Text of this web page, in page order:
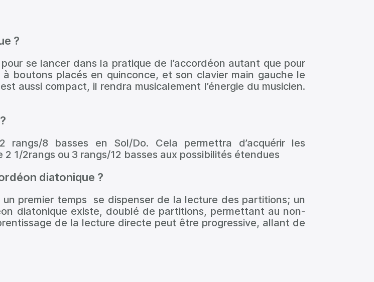
?
se lancer dans la pratique de l’accordéon autant que pour
boutons placés en quinconce, et son clavier main gauche le
aussi compact, il rendra musicalement l’énergie du musicien.
rangs/8 basses en Sol/Do. Cela permettra d’acquérir les
1/2rangs ou 3 rangs/12 basses aux possibilités étendues
diatonique ?
premier temps se dispenser de la lecture des partitions; un
diatonique existe, doublé de partitions, permettant au non-
de la lecture directe peut être progressive, allant de